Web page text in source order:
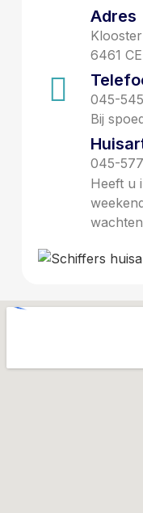
Adres
6461
045-
Bij
045-
Heeft u